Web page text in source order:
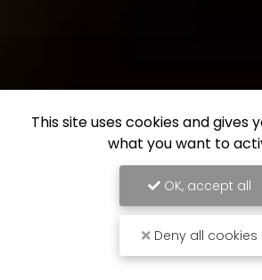
This site uses cookies and gives
what you want to
OK, accept all
Deny all cookies